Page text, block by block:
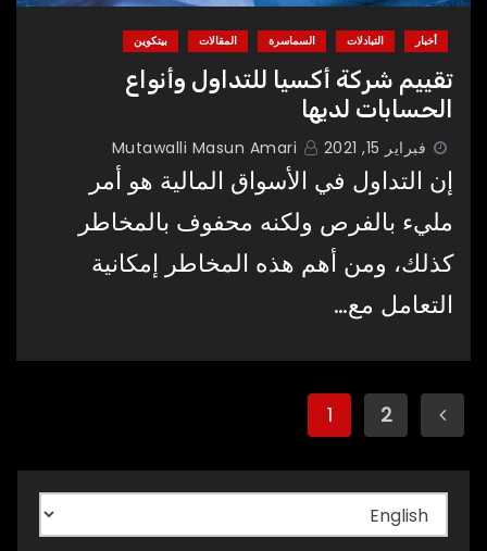
أخبار التبادلات السماسرة المقالات بيتكوين
تقييم شركة أكسيا للتداول وأنواع
الحسابات لديها
فبراير 15, 2021
إن التداول في الأسواق المالية هو أمر
مليء بالفرص ولكنه محفوف بالمخاطر
كذلك، ومن أهم هذه المخاطر إمكانية
التعامل مع…
Posts
1 2
اختر
لغة